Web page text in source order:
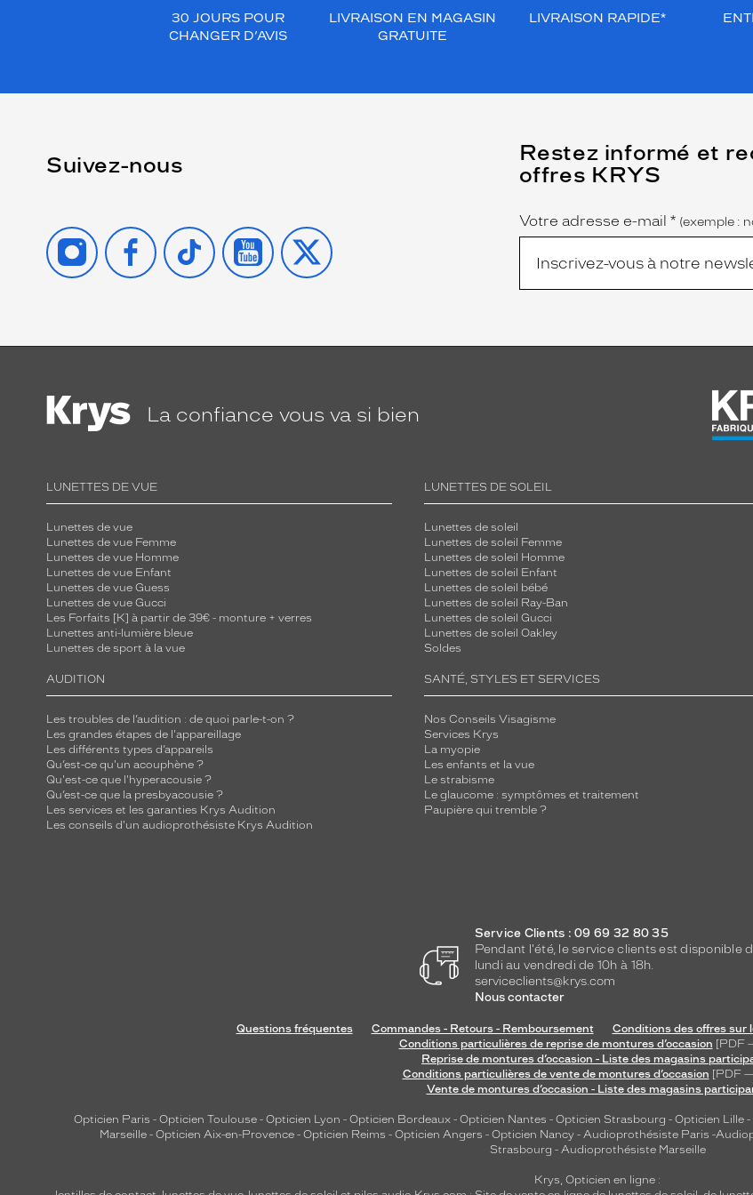
30 JOURS POUR
CHANGER D’AVIS
LIVRAISON EN MAGASIN
GRATUITE
LIVRAISON RAPIDE*
Suivez-nous
INSTAGRAMFACEBOOK
TIKTOK YOUTUBE
X
Restez informé et
offres KRYS
Name
Votre adresse e-mail *
(Ce
champ
est
obligatoire)
(exemple :
La confiance vous va si bien
LUNETTES DE VUE
Lunettes de vue
Lunettes de vue Femme
Lunettes de vue Homme
Lunettes de vue Enfant
Lunettes de vue Guess
Lunettes de vue Gucci
Les Forfaits [K] à partir de 39€ - monture + verres
Lunettes anti-lumière bleue
Lunettes de sport à la vue
LUNETTES DE SOLEIL
Lunettes de soleil
Lunettes de soleil Femme
Lunettes de soleil Homme
Lunettes de soleil Enfant
Lunettes de soleil bébé
Lunettes de soleil Ray-Ban
Lunettes de soleil Gucci
Lunettes de soleil Oakley
Soldes
AUDITION
Les troubles de l’audition : de quoi parle-t-on ?
Les grandes étapes de l'appareillage
Les différents types d’appareils
Qu’est-ce qu'un acouphène ?
Qu'est-ce que l'hyperacousie ?
Qu’est-ce que la presbyacousie ?
Les services et les garanties Krys Audition
Les conseils d'un audioprothésiste Krys Audition
SANTÉ, STYLES ET SERVICES
Nos Conseils Visagisme
Services Krys
La myopie
Les enfants et la vue
Le strabisme
Le glaucome : symptômes et traitement
Paupière qui tremble ?
Service Clients : 09 69 32 80 35
Pendant l'été, le service clients est disponible
lundi au vendredi de 10h à 18h.
serviceclients@krys.com
Nous contacter
Questions fréquentes Commandes - Retours - Remboursement Conditions des offres sur
Conditions particulières de reprise de montures d’occasion [PDF
Reprise de montures d’occasion - Liste des magasins
Conditions particulières de vente de montures d’occasion [PDF
Vente de montures d’occasion - Liste des magasins
Opticien Paris - Opticien Toulouse - Opticien Lyon - Opticien Bordeaux - Opticien Nantes - Opticien Strasbourg - Opticien Lille -
Marseille - Opticien Aix-en-Provence - Opticien Reims - Opticien Angers - Opticien Nancy - Audioprothésiste Paris -
Strasbourg - Audioprothésiste Marseille
Krys, Opticien en ligne :